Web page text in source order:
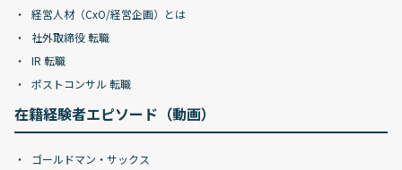
経営人材（CxO/経営企画）とは
社外取締役 転職
IR 転職
ポストコンサル 転職
在籍経験者エピソード（動画）
ゴールドマン・サックス